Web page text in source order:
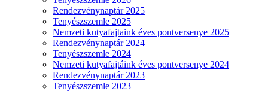
Rendezvénynaptár 2025
Tenyészszemle 2025
Nemzeti kutyafajtaink éves pontversenye 2025
Rendezvénynaptár 2024
Tenyészszemle 2024
Nemzeti kutyafajtáink éves pontversenye 2024
Rendezvénynaptár 2023
Tenyészszemle 2023